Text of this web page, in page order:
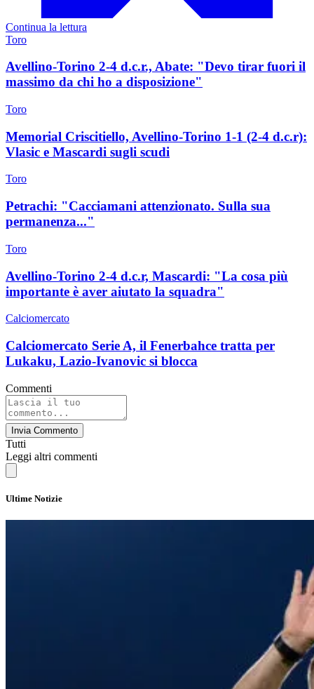
Continua la lettura
Toro
Avellino-Torino 2-4 d.c.r., Abate: "Devo tirar fuori il
massimo da chi ho a disposizione"
Toro
Memorial Criscitiello, Avellino-Torino 1-1 (2-4 d.c.r):
Vlasic e Mascardi sugli scudi
Toro
Petrachi: "Cacciamani attenzionato. Sulla sua
permanenza..."
Toro
Avellino-Torino 2-4 d.c.r, Mascardi: "La cosa più
importante è aver aiutato la squadra"
Calciomercato
Calciomercato Serie A, il Fenerbahce tratta per
Lukaku, Lazio-Ivanovic si blocca
Commenti
Invia Commento
Tutti
Leggi altri commenti
Ultime Notizie